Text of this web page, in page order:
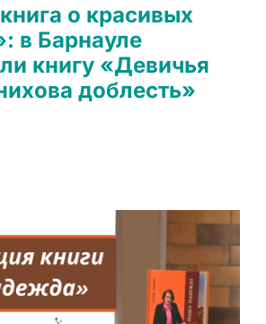
о красивых
в Барнауле
книгу «Девичья
доблесть»